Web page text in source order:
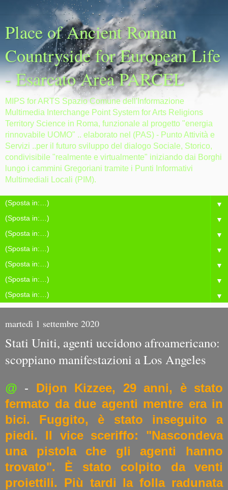
Place of Ancient Roman
Countryside for European Life
- Esarcato Area PARCEL
MIPS for ARTS Spazio Comune dell'Informazione
Multimedia Interchange Point System for Arts Religions
Territory Science in Roma, funzionale al progetto "energia
rinnovabile UOMO" .. elaborato nel (PAS) - Punto Attività e
Servizi ..per il futuro sviluppo del dialogo Sociale, Storico,
condivisibile "realmente e virtualmente" iniziando dai Borghi
lungo i cammini Gregoriani tramite i Punti Informativi
Multimediali Locali (PIM).
▼
▼
▼
▼
▼
▼
▼
martedì 1 settembre 2020
Stati Uniti, agenti uccidono afroamericano:
scoppiano manifestazioni a Los Angeles
@ - Dijon Kizzee, 29 anni, è stato
fermato da due agenti mentre era in
bici. Fuggito, è stato inseguito a
piedi. Il vice sceriffo: "Nascondeva
una pistola che gli agenti hanno
trovato". È stato colpito da venti
proiettili. Più tardi la folla radunata